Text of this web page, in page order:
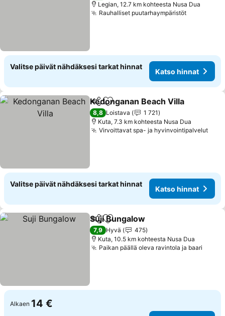
Legian, 12.7 km kohteesta Nusa Dua
Rauhalliset puutarhaympäristöt
Valitse päivät nähdäksesi tarkat hinnat
Katso hinnat
Jaa Lisää suosikkeihin
Kedonganan Beach Villa
8,8 Loistava
1 721
Kuta, 7.3 km kohteesta Nusa Dua
Virvoittavat spa- ja hyvinvointipalvelut
Valitse päivät nähdäksesi tarkat hinnat
Katso hinnat
Jaa Lisää suosikkeihin
Suji Bungalow
7,9 Hyvä
475
Kuta, 10.5 km kohteesta Nusa Dua
Paikan päällä oleva ravintola ja baari
Alkaen 14 €